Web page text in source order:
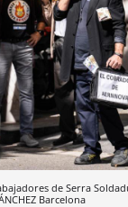
de Serra
Barcelona